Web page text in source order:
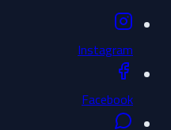
Instagram
Facebook